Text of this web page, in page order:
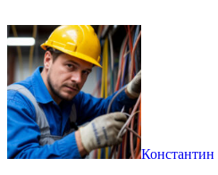
Константин